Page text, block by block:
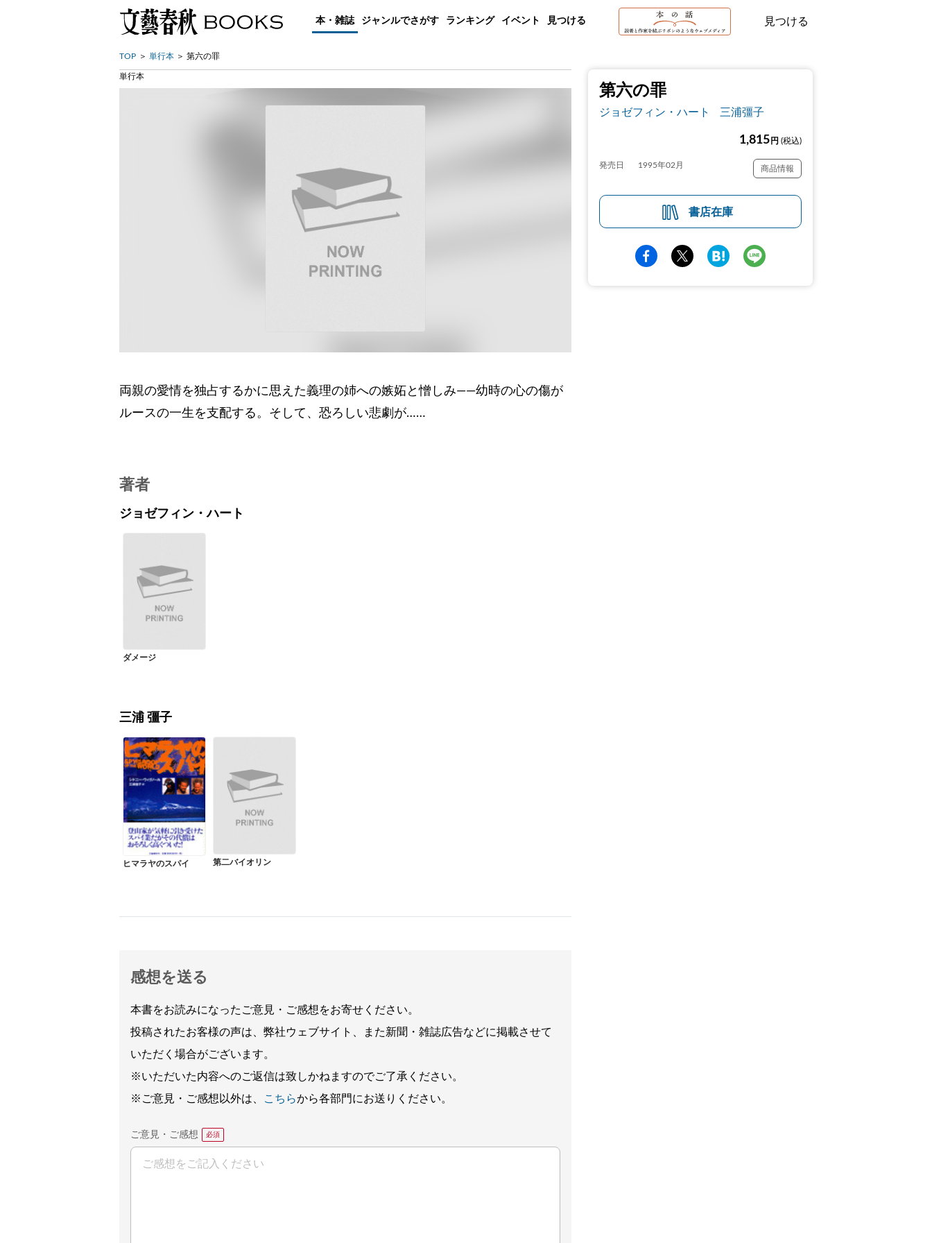
本・雑誌 ジャンルでさがす ランキング イベント 見つける 見つける
TOP 単行本 第六の罪
第六の罪
ジョゼフィン・ハート 三浦彊子
1,815 円 (税込)
発売日 1995年02月 商品情報
書店在庫
単行本
両親の愛情を独占するかに思えた義理の姉への嫉妬と憎しみ――幼時の心の傷が
ルースの一生を支配する。そして、恐ろしい悲劇が……
著者
ジョゼフィン・ハート
ダメージ
三浦 彊子
ヒマラヤのスパイ 第二バイオリン
感想を送る
本書をお読みになったご意見・ご感想をお寄せください。
投稿されたお客様の声は、弊社ウェブサイト、また新聞・雑誌広告などに掲載させて
いただく場合がございます。
※いただいた内容へのご返信は致しかねますのでご了承ください。
※ご意見・ご感想以外は、
こちらから各部門にお送りください。
ご意見・ご感想